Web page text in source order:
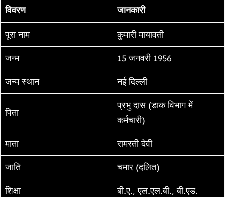
विवरण जानकारी
पूरा नाम कुमारी मायावती
जन्म 15 जनवरी 1956
जन्म स्थान नई दिल्ली
पिता
प्रभु दास (डाक विभाग में
कर्मचारी)
माता रामरती देवी
जाति चमार (दलित)
शिक्षा बी.ए., एल.एल.बी., बी.एड.